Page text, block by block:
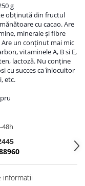
g
obținută din fructul
cu cacao. Are
minerale și fibre
un conținut mai mic
vitaminele A, B si E,
lactoză. Nu conține
cu succes ca înlocuitor
etc.
48h